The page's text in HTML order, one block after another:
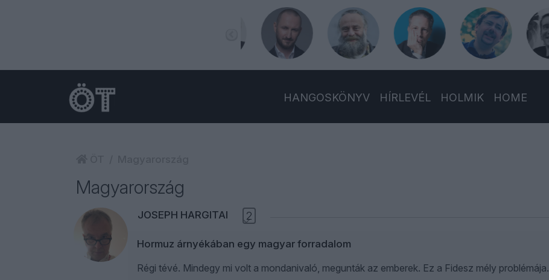
HANGOSKÖNYV HÍRLEVÉL HOLMIK HOME
Magyarország
JOSEPH HARGITAI 2
Hormuz árnyékában egy magyar forradalom
Régi tévé. Mindegy mi volt a mondanivaló, megunták az emberek. Ez a Fidesz mély problémája.